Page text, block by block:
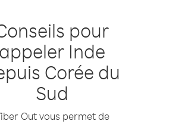
pour
appeler Inde
Corée du
Sud
Out vous permet de